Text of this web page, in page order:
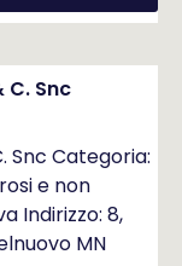
C. Snc
Snc Categoria:
e non
Indirizzo: 8,
MN